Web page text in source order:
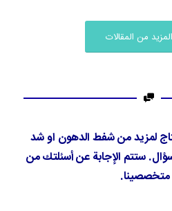
من المقالات
لمزيد من شفط الدهون او شد
ستتم الإجابة عن أسئلتك من